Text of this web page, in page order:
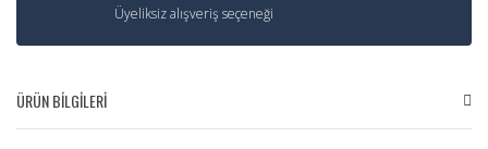
Üyeliksiz alışveriş seçeneği
ÜRÜN BİLGİLERİ